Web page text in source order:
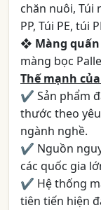
chăn nuôi, Túi
PP, Túi PE, túi
❖ Màng
màng bọc
Thế mạnh
✔ Sản phẩm
thước theo
ngành nghề.
✔ Nguồn
các quốc gia
✔ Hệ thống
tiên tiến hiện